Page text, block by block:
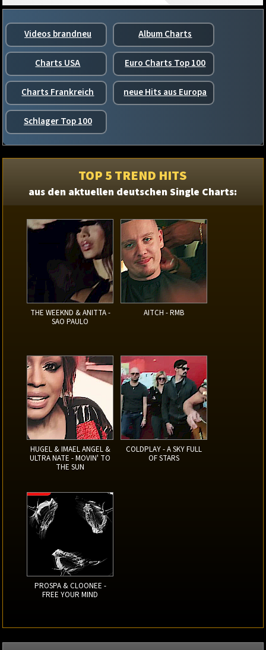
Videos brandneu Album Charts
Charts USA Euro Charts Top 100
Charts Frankreich neue Hits aus Europa
Schlager Top 100
TOP 5 TREND HITS
aus den aktuellen deutschen Single Charts:
THE WEEKND & ANITTA -
SAO PAULO
AITCH - RMB
HUGEL & IMAEL ANGEL &
ULTRA NATE - MOVIN' TO
THE SUN
COLDPLAY - A SKY FULL
OF STARS
PROSPA & CLOONEE -
FREE YOUR MIND